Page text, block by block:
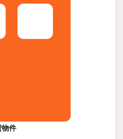
物件